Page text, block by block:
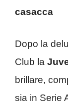
casacca
Dopo la
Club la
brillare,
sia in Serie